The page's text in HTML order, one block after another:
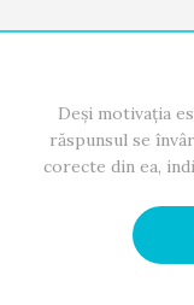
Deși motivația
răspunsul se
corecte din ea,